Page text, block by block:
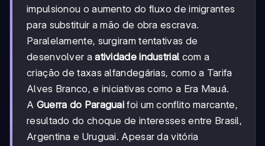
impulsionou o aumento do fluxo de imigrantes
para substituir a mão de obra escrava.
Paralelamente, surgiram tentativas de
desenvolver aatividade industrial com a
criação de taxas alfandegárias, como a Tarifa
Alves Branco, e iniciativas como a Era Mauá.
A Guerra do Paraguai foi um conflito marcante,
resultado do choque de interesses entre Brasil,
Argentina e Uruguai. Apesar da vitória